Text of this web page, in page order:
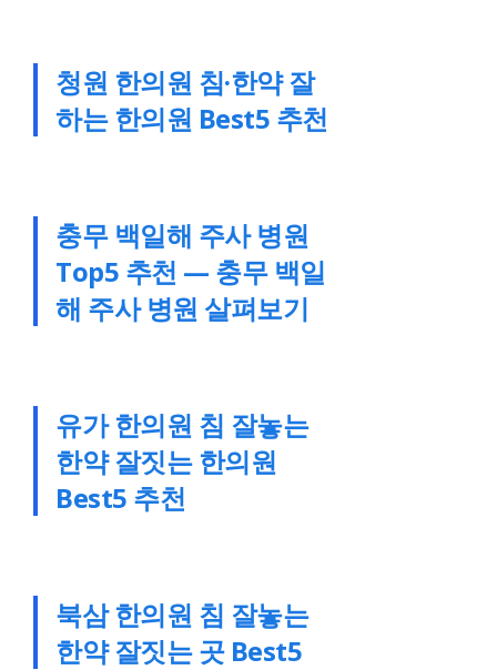
청원 한의원 침·한약 잘
하는 한의원 Best5 추천
충무 백일해 주사 병원
Top5 추천 — 충무 백일
해 주사 병원 살펴보기
유가 한의원 침 잘놓는
한약 잘짓는 한의원
Best5 추천
북삼 한의원 침 잘놓는
한약 잘짓는 곳 Best5